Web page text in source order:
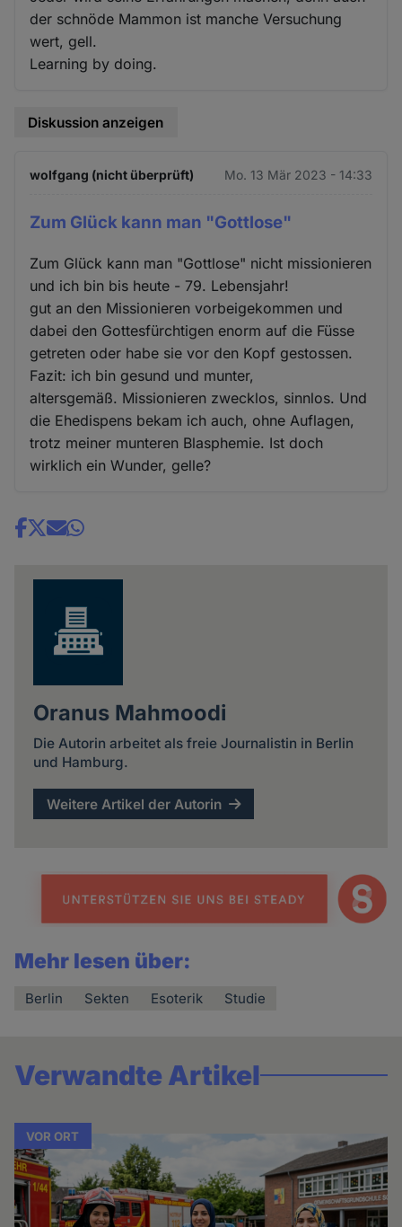
der schnöde Mammon ist manche Versuchung
wert, gell.
Learning by doing.
Diskussion anzeigen
wolfgang (nicht überprüft) Mo. 13 Mär 2023 - 14:33
Zum Glück kann man "Gottlose"
Zum Glück kann man "Gottlose" nicht missionieren
und ich bin bis heute - 79. Lebensjahr!
gut an den Missionieren vorbeigekommen und
dabei den Gottesfürchtigen enorm auf die Füsse
getreten oder habe sie vor den Kopf gestossen.
Fazit: ich bin gesund und munter,
altersgemäß. Missionieren zwecklos, sinnlos. Und
die Ehedispens bekam ich auch, ohne Auflagen,
trotz meiner munteren Blasphemie. Ist doch
wirklich ein Wunder, gelle?
Share
Oranus Mahmoodi
Die Autorin arbeitet als freie Journalistin in Berlin
und Hamburg.
Weitere Artikel der Autorin
Mehr lesen über:
Berlin Sekten Esoterik Studie
Verwandte Artikel
VOR ORT